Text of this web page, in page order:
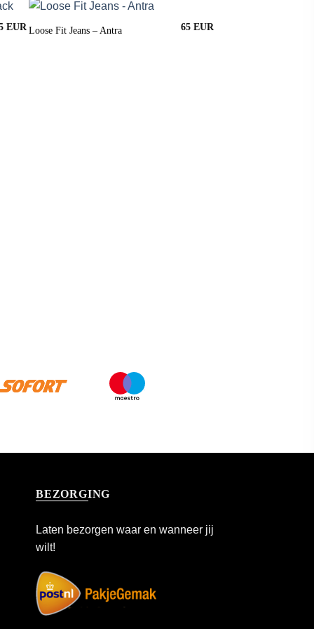
Loose Fit Jeans – Antra 65
BEZORGING
Laten bezorgen waar en wanneer jij
wilt!